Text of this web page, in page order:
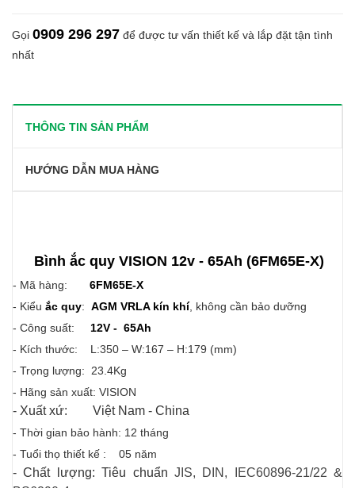
Gọi 0909 296 297 để được tư vấn thiết kế và lắp đặt tận tình
nhất
THÔNG TIN SẢN PHẨM
HƯỚNG DẪN MUA HÀNG
Bình ắc quy VISION 12v - 65Ah (6FM65E-X)
- Mã hàng: 6FM65E-X
- Kiểu ắc quy: AGM VRLA kín khí, không cần bảo dưỡng
- Công suất:
12V - 65Ah
- Kích thước: L:350 – W:167 – H:179 (mm)
- Trọng lượng: 23.4Kg
- Hãng sản xuất: VISION
- Xuất xứ: Việt Nam - China
- Thời gian bảo hành: 12 tháng
- Tuổi thọ thiết kế : 05 năm
- Chất lượng:Tiêu chuẩn JIS, DIN, IEC60896-21/22 &